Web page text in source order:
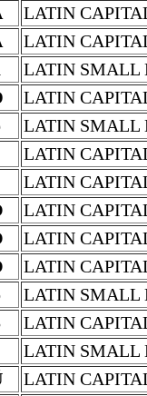
LATIN
LATIN
LATIN SMALL
LATIN
LATIN SMALL
LATIN
LATIN
LATIN
LATIN
LATIN
LATIN SMALL
LATIN
LATIN SMALL
LATIN